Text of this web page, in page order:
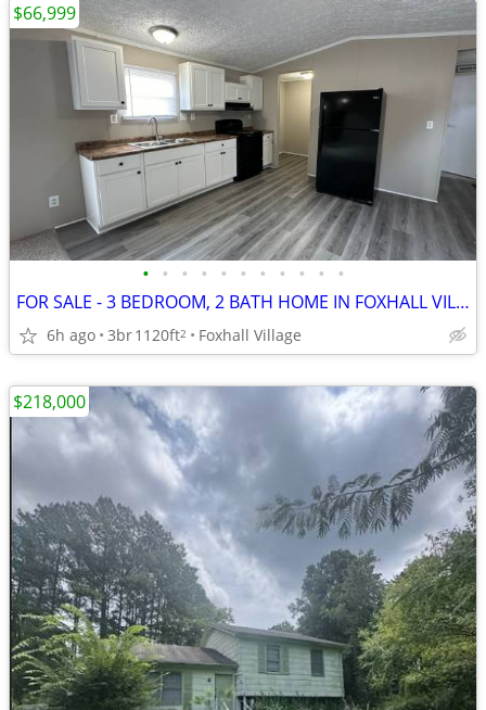
• • • • • • • • • • •
FOR SALE - 3 BEDROOM, 2 BATH HOME IN FOXHALL VILLAGE!
6h ago 3br1120ft2 Foxhall Village
$66,999
$218,000